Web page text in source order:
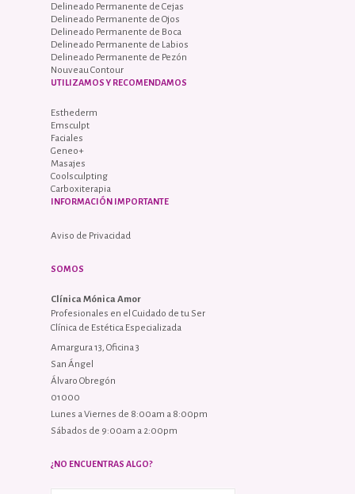
Delineado Permanente de Cejas
Delineado Permanente de Ojos
Delineado Permanente de Boca
Delineado Permanente de Labios
Delineado Permanente de Pezón
Nouveau Contour
UTILIZAMOS Y RECOMENDAMOS
Esthederm
Emsculpt
Faciales
Geneo+
Masajes
Coolsculpting
Carboxiterapia
INFORMACIÓN IMPORTANTE
Aviso de Privacidad
SOMOS
Clínica Mónica Amor
Profesionales en el Cuidado de tu Ser
Clínica de Estética Especializada
Amargura 13, Oficina 3
San Ángel
Álvaro Obregón
01000
Lunes a Viernes de 8:00am a 8:00pm
Sábados de 9:00am a 2:00pm
¿NO ENCUENTRAS ALGO?